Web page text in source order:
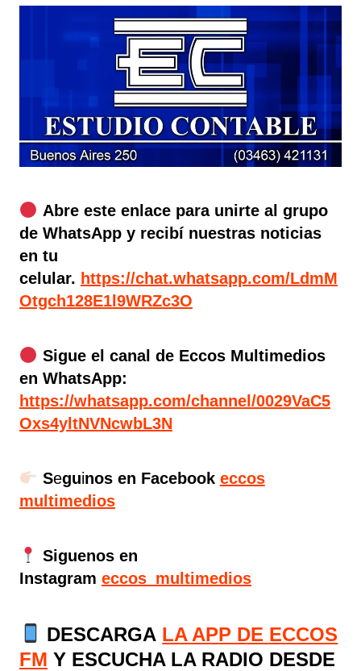
Abre este enlace para unirte al grupo
de WhatsApp y recibí nuestras noticias
en tu
celular. https://chat.whatsapp.com/LdmM
Otgch128E1l9WRZc3O
Sigue el canal de Eccos Multimedios
en WhatsApp:
https://whatsapp.com/channel/0029VaC5
Oxs4yltNVNcwbL3N
Seguinos en Facebook eccos
multimedios
Siguenos en
Instagram eccos_multimedios
DESCARGA LA APP DE ECCOS
FM Y ESCUCHA LA RADIO DESDE